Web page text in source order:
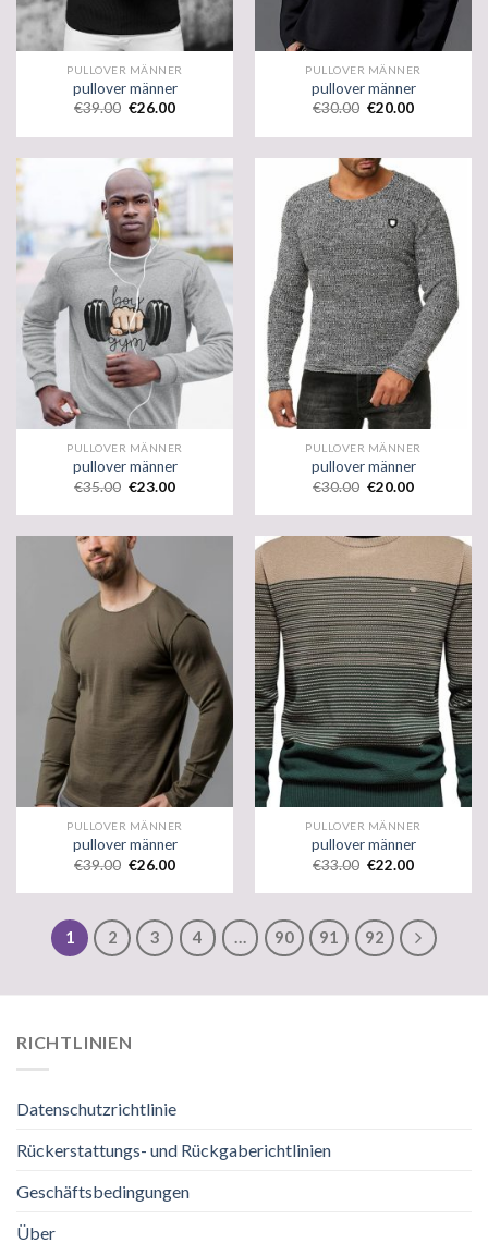
PULLOVER MÄNNER
pullover männer
€39.00 €26.00
PULLOVER MÄNNER
pullover männer
€30.00 €20.00
PULLOVER MÄNNER
pullover männer
€35.00 €23.00
PULLOVER MÄNNER
pullover männer
€30.00 €20.00
PULLOVER MÄNNER
pullover männer
€39.00 €26.00
PULLOVER MÄNNER
pullover männer
€33.00 €22.00
1 2 3 4 … 90 91 92
RICHTLINIEN
Datenschutzrichtlinie
Rückerstattungs- und Rückgaberichtlinien
Geschäftsbedingungen
Über